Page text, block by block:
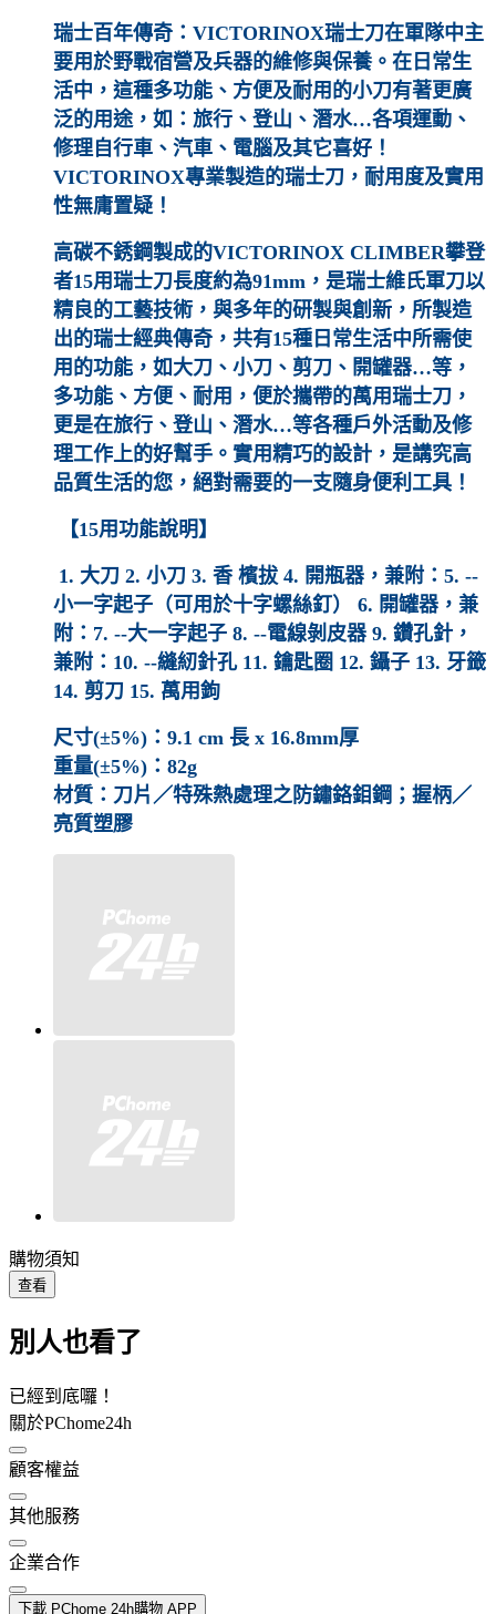
瑞士百年傳奇：VICTORINOX瑞士刀在軍隊中主
要用於野戰宿營及兵器的維修與保養。在日常生
活中，這種多功能、方便及耐用的小刀有著更廣
泛的用途，如：旅行、登山、潛水…各項運動、
修理自行車、汽車、電腦及其它喜好！
VICTORINOX專業製造的瑞士刀，耐用度及實用
性無庸置疑！
高碳不銹鋼製成的VICTORINOX CLIMBER攀登
者15用瑞士刀長度約為91mm，是瑞士維氏軍刀以
精良的工藝技術，與多年的研製與創新，所製造
出的瑞士經典傳奇，共有15種日常生活中所需使
用的功能，如大刀、小刀、剪刀、開罐器…等，
多功能、方便、耐用，便於攜帶的萬用瑞士刀，
更是在旅行、登山、潛水…等各種戶外活動及修
理工作上的好幫手。實用精巧的設計，是講究高
品質生活的您，絕對需要的一支隨身便利工具！
【15用功能說明】
1. 大刀 2. 小刀 3. 香 檳拔 4. 開瓶器，兼附：5. --
小一字起子（可用於十字螺絲釘） 6. 開罐器，兼
附：7. --大一字起子 8. --電線剝皮器 9. 鑽孔針，
兼附：10. --縫紉針孔 11. 鑰匙圈 12. 鑷子 13. 牙籤
14. 剪刀 15. 萬用鉤
尺寸(±5%)：9.1 cm 長 x 16.8mm厚
重量(±5%)：82g
材質：刀片／特殊熱處理之防鏽鉻鉬鋼；握柄／
亮質塑膠
購物須知
查看
別人也看了
已經到底囉！
關於PChome24h
顧客權益
其他服務
企業合作
下載 PChome 24h購物 APP